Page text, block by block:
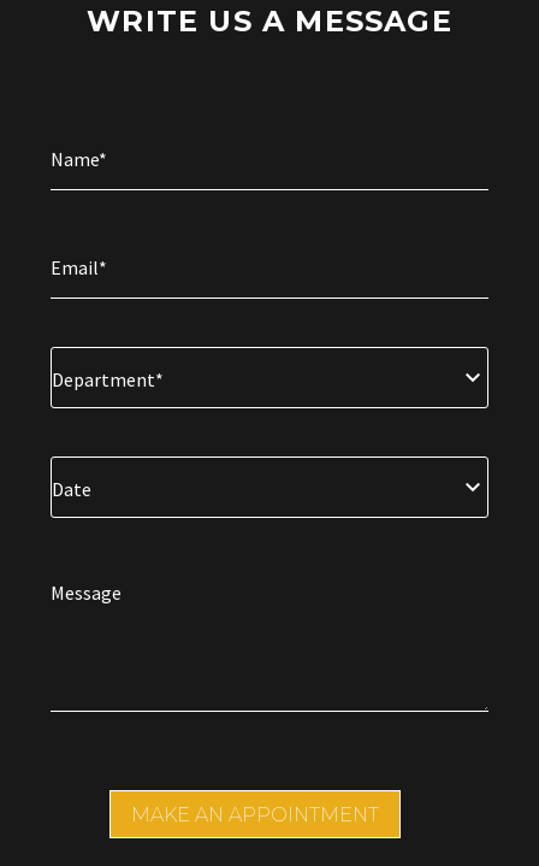
WRITE US A MESSAGE
Department*
Date